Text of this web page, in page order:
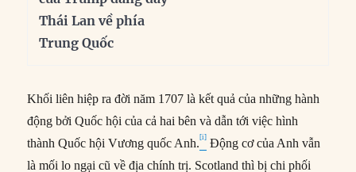
Thái Lan về phía
Trung Quốc
Khối liên hiệp ra đời năm 1707 là kết quả của những hành
động bởi Quốc hội của cả hai bên và dẫn tới việc hình
thành Quốc hội Vương quốc Anh.[i] Động cơ của Anh vẫn
là mối lo ngại cũ về địa chính trị. Scotland thì bị chi phối